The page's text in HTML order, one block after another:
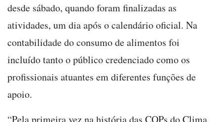
desde sábado, quando foram finalizadas as
atividades, um dia após o calendário oficial. Na
contabilidade do consumo de alimentos foi
incluído tanto o público credenciado como os
profissionais atuantes em diferentes funções de
apoio.
“Pela primeira vez na história das COPs do Clima